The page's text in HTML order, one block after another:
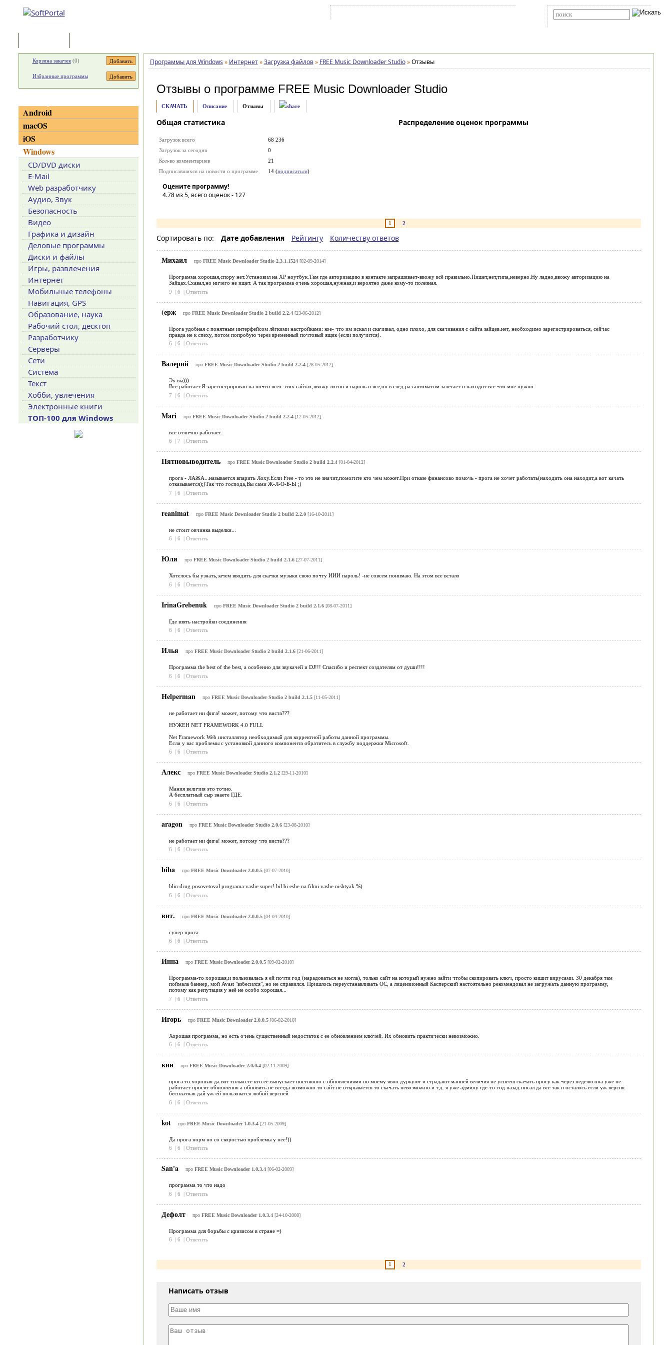
Программы для Windows » Интернет » Загрузка файлов » FREE Music Downloader Studio » Отзывы
Отзывы о программе FREE Music Downloader Studio
СКАЧАТЬ Описание Отзывы
Общая статистика
Загрузок всего
68 236
Загрузок за сегодня
0
Кол-во комментариев
21
Подписавшихся на новости о программе
14 (подписаться)
Оцените программу!
4.78из 5, всего оценок - 127
Распределение оценок программы
1 2
Сортировать по: Дате добавления Рейтингу Количеству ответов
Михаил про FREE Music Downloader Studio 2.3.1.1524[02-09-2014]
Программа хорошая,спору нет.Установил на XP ноутбук.Там где авторизацию в контакте запрашивает-ввожу всё правильно.Пишет,нет,типа,неверно.Ну ладно,ввожу авторизацию на
Зайцах.Схавал,но ничего не ищет. А так программа очень хорошая,нужная,и вероятно даже кому-то полезная.
9
| 6 | Ответить
(ерж про FREE Music Downloader Studio 2 build 2.2.4[23-06-2012]
Прога удобная с понятным интерфейсом лёгкими настройками: кое- что им искал и скачивал, одно плохо, для скачивания с сайта зайцев.нет, необходимо зарегистрироваться, сейчас
правда не к спеху, потом попробую через временный почтовый ящик (если получится).
6
| 6 | Ответить
Валерий про FREE Music Downloader Studio 2 build 2.2.4[28-05-2012]
Эх вы)))
Все работает.Я зарегистрирован на почти всех этих сайтах,ввожу логин и пароль и все,он в след раз автоматом залетает и находит все что мне нужно.
7
| 6 | Ответить
Mari про FREE Music Downloader Studio 2 build 2.2.4[12-05-2012]
все отлично работает.
6
| 7 | Ответить
Пятновыводитель про FREE Music Downloader Studio 2 build 2.2.4[01-04-2012]
прога - ЛАЖА...называется впарить Лоху.Если Free - то это не значит,помогите кто чем может.При отказе финансово помочь - прога не хочет работать(находить она находит,а вот качать
отказывается);)Так что господа,Вы сами Ж-Л-О-Б-Ы ;)
7
| 6 | Ответить
reanimat про FREE Music Downloader Studio 2 build 2.2.0[16-10-2011]
не стоит овчинка выделки...
6
| 6 | Ответить
Юля про FREE Music Downloader Studio 2 build 2.1.6[27-07-2011]
Хотелось бы узнать,зачем вводить для скачки музыки свою почту ИИИ пароль! -не совсем понимаю. На этом все встало
6
| 6 | Ответить
IrinaGrebenuk про FREE Music Downloader Studio 2 build 2.1.6[08-07-2011]
Где взять настройки соединения
6
| 6 | Ответить
Илья про FREE Music Downloader Studio 2 build 2.1.6[21-06-2011]
Программа the best of the best, а особенно для звукачей и DJ!!! Спасибо и респект создателям от души!!!!
6
| 6 | Ответить
Helperman про FREE Music Downloader Studio 2 build 2.1.5[11-05-2011]
не работает ни фига! может, потому что виста???
НУЖЕН NET FRAMEWORK 4.0 FULL
Net Framework Web инсталлятор необходимый для корректной работы данной программы.
Если у вас проблемы с установкой данного компонента обратитесь в службу поддержки Microsoft.
6
| 6 | Ответить
Алекс про FREE Music Downloader Studio 2.1.2[29-11-2010]
Мания величия это точно.
А бесплатный сыр знаете ГДЕ.
6
| 6 | Ответить
aragon про FREE Music Downloader Studio 2.0.6[23-08-2010]
не работает ни фига! может, потому что виста???
6
| 6 | Ответить
biba про FREE Music Downloader 2.0.0.5[07-07-2010]
blin drug posovetoval programa vashe super! bil bi eshe na filmi vashe nishtyak %)
6
| 6 | Ответить
вит. про FREE Music Downloader 2.0.0.5[04-04-2010]
супер прога
6
| 6 | Ответить
Инна про FREE Music Downloader 2.0.0.5[09-02-2010]
Программа-то хорошая,и пользовалась я ей почти год (нарадоваться не могла), только сайт на который нужно зайти чтобы скопировать ключ, просто кишит вирусами. 30 декабря там
поймала баннер, мой Avast "взбесился", но не справился. Пришлось переустанавливать ОС, а лицензионный Касперский настоятельно рекомендовал не загружать данную программу,
потому как репутация у неё не особо хорошая...
7
| 6 | Ответить
Игорь про FREE Music Downloader 2.0.0.5[06-02-2010]
Хорошая программа, но есть очень существенный недостаток с ее обновлением ключей. Их обновить практически невозможно.
6
| 6 | Ответить
кин про FREE Music Downloader 2.0.0.4[02-11-2009]
прога то хорошая да вот только те кто её выпускает постоянно с обновлениями по моему явно дуркуют и страдают манией величия не успееш скачать прогу как через неделю она уже не
работает просит обновления а обновить не всегда возможно то сайт не открывается то скачать невозможно и.т.д. я уже админу где-то год назад писал да всё так и осталось.если уж версия
бесплатная дай уж ей пользоватся любой версией
6
| 6 | Ответить
kot про FREE Music Downloader 1.0.3.4[21-05-2009]
Да прога норм но со скоростью проблемы у нее!))
6
| 6 | Ответить
San'a про FREE Music Downloader 1.0.3.4[06-02-2009]
программа то что надо
6
| 6 | Ответить
Дефолт про FREE Music Downloader 1.0.3.4[24-10-2008]
Программа для борьбы с кризисом в стране =)
6
| 6 | Ответить
1 2
Написать отзыв
Корзина закачек(0)
Избранные программы
Android
macOS
iOS
Windows
CD/DVD диски
E-Mail
Web разработчику
Аудио, Звук
Безопасность
Видео
Графика и дизайн
Деловые программы
Диски и файлы
Игры, развлечения
Интернет
Мобильные телефоны
Навигация, GPS
Образование, наука
Рабочий стол, десктоп
Разработчику
Серверы
Сети
Система
Текст
Хобби, увлечения
Электронные книги
ТОП-100 для Windows